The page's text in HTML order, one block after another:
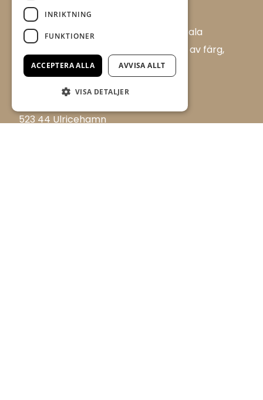
Allt i Färg AB är en färghandel i centrala
Ulricehamn med ett brett sortiment av färg,
tapet och tillbehör.
523 44 Ulricehamn
INRIKTNING
FUNKTIONER
ACCEPTERA ALLA AVVISA ALLT
VISA DETALJER